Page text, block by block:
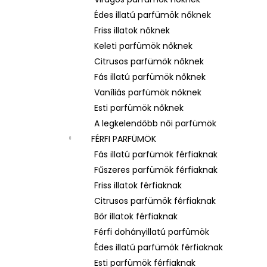
Édes illatú parfümök nőknek
Friss illatok nőknek
Keleti parfümök nőknek
Citrusos parfümök nőknek
Fás illatú parfümök nőknek
Vaníliás parfümök nőknek
Esti parfümök nőknek
A legkelendőbb női parfümök
FÉRFI PARFÜMÖK
Fás illatú parfümök férfiaknak
Fűszeres parfümök férfiaknak
Friss illatok férfiaknak
Citrusos parfümök férfiaknak
Bőr illatok férfiaknak
Férfi dohányillatú parfümök
Édes illatú parfümök férfiaknak
Esti parfümök férfiaknak
5 DB VÉLETLENSZERŰ PARFÜMMINTA
CSOMAG – MINDÖSSZE 1800 FT!
Ft1 800
Ft2 950